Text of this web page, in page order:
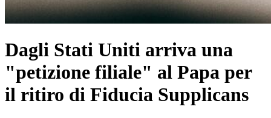
Dagli Stati Uniti arriva una
"petizione filiale" al Papa per
il ritiro di Fiducia Supplicans